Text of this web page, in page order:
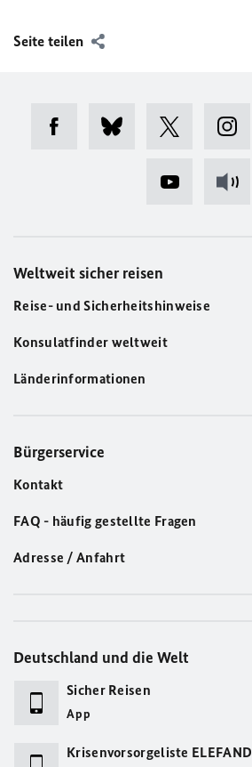
Seite teilen
Weltweit sicher reisen
Reise- und Sicherheitshinweise
Konsulatfinder weltweit
Länderinformationen
Bürgerservice
Kontakt
FAQ - häufig gestellte Fragen
Adresse / Anfahrt
Deutschland und die Welt
Sicher Reisen
App
Krisenvorsorgeliste ELEFAND